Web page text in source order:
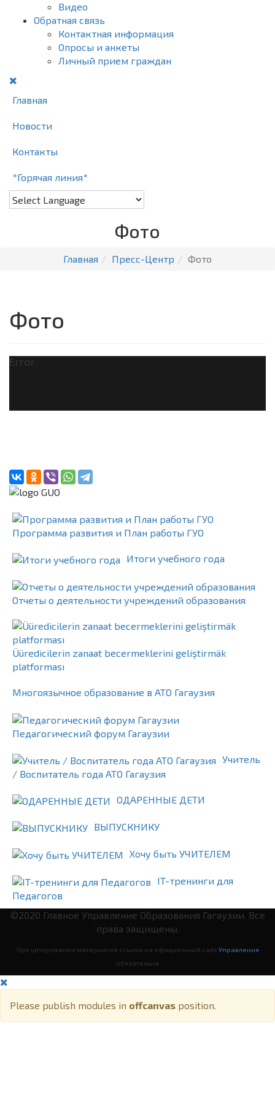
Видео
Обратная связь
Контактная информация
Опросы и анкеты
Личный прием граждан
Главная
Новости
Контакты
*Горячая линия*
Фото
Главная Пресс-Центр Фото
Фото
Error
Программа развития и План работы ГУО
Итоги учебного года
Отчеты о деятельности учреждений образования
Üüredicilerin zanaat becermeklerini geliştirmäk
platforması
Многоязычное образование в АТО Гагаузия
Педагогический форум Гагаузии
Учитель
/ Воспитатель года АТО Гагаузия
ОДАРЕННЫЕ ДЕТИ
ВЫПУСКНИКУ
Хочу быть УЧИТЕЛЕМ
IT-тренинги для
Педагогов
©2020 Главное Управление Образования Гагаузии. Все
права защищены.
При цитировании материалов ссылка на официальный сайтУправления
обязательна
Please publish modules in offcanvas position.